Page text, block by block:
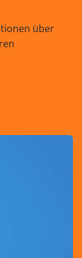
über